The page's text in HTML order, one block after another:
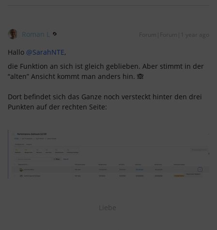
Roman L Forum|Forum|1 year ago
Hallo ​ @SarahNTE,
die Funktion an sich ist gleich geblieben. Aber stimmt in der
“alten” Ansicht kommt man anders hin. 🙈
Dort befindet sich das Ganze noch versteckt hinter den drei
Punkten auf der rechten Seite:
Liebe